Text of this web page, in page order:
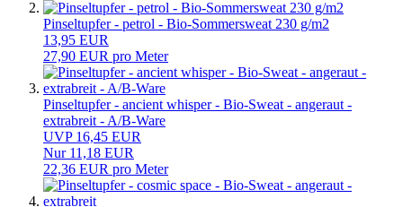
Pinseltupfer - petrol - Bio-Sommersweat 230 g/m2
13,95 EUR
27,90 EUR pro Meter
Pinseltupfer - ancient whisper - Bio-Sweat - angeraut -
extrabreit - A/B-Ware
UVP 16,45 EUR
Nur 11,18 EUR
22,36 EUR pro Meter